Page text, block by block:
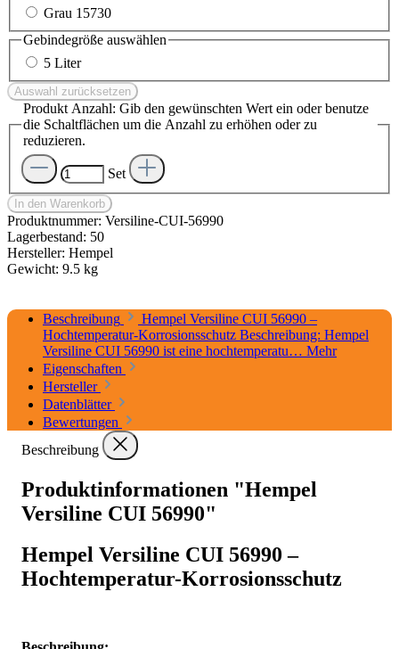
Grau 15730
Gebindegröße auswählen
5 Liter
Auswahl zurücksetzen
Produkt Anzahl: Gib den gewünschten Wert ein oder benutze
die Schaltflächen um die Anzahl zu erhöhen oder zu
reduzieren.
Set
In den Warenkorb
Produktnummer: Versiline-CUI-56990
Lagerbestand: 50
Hersteller: Hempel
Gewicht: 9.5 kg
Beschreibung
Hempel Versiline CUI 56990 –
Hochtemperatur-Korrosionsschutz Beschreibung: Hempel
Versiline CUI 56990 ist eine hochtemperatu… Mehr
Eigenschaften
Hersteller
Datenblätter
Bewertungen
Beschreibung
Produktinformationen "Hempel
Versiline CUI 56990"
Hempel Versiline CUI 56990 –
Hochtemperatur-Korrosionsschutz